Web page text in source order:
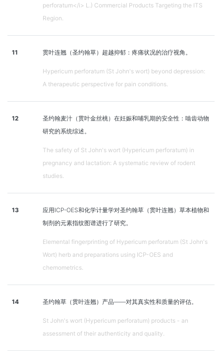
perforatum</i> L.) Commercial Products Targeting the ITS
Region.
11 贯叶连翘（圣约翰草）超越抑郁：疼痛状况的治疗视角。
Hypericum perforatum (St John's wort) beyond depression:
A therapeutic perspective for pain conditions.
12
圣约翰麦汁（贯叶金丝桃）在妊娠和哺乳期的安全性：啮齿动物
研究的系统综述。
The safety of St John's wort (Hypericum perforatum) in
pregnancy and lactation: A systematic review of rodent
studies.
13
应用ICP-OES和化学计量学对圣约翰草（贯叶连翘）草本植物和
制剂的元素指纹图谱进行了研究。
Elemental fingerprinting of Hypericum perforatum (St John's
Wort) herb and preparations using ICP-OES and
chemometrics.
14 圣约翰草（贯叶连翘）产品——对其真实性和质量的评估。
St John's wort (Hypericum perforatum) products - an
assessment of their authenticity and quality.